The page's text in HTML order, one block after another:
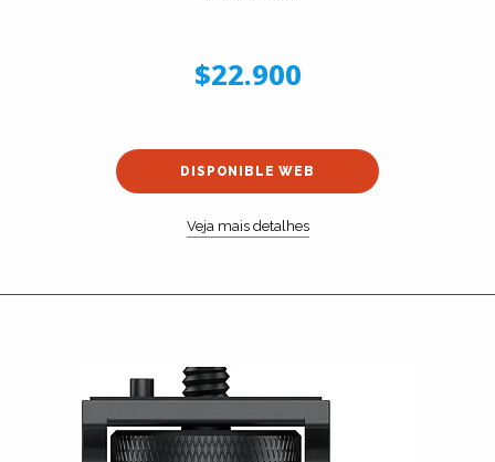
$22.900
DISPONIBLE WEB
Veja mais detalhes